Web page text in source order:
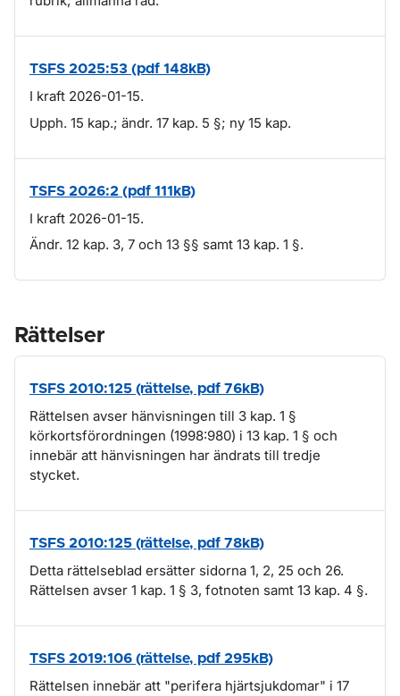
TSFS 2025:53 (pdf 148kB)
I kraft 2026-01-15.
Upph. 15 kap.; ändr. 17 kap. 5 §; ny 15 kap.
TSFS 2026:2 (pdf 111kB)
I kraft 2026-01-15.
Ändr. 12 kap. 3, 7 och 13 §§ samt 13 kap. 1 §.
Rättelser
TSFS 2010:125 (rättelse, pdf 76kB)
Rättelsen avser hänvisningen till 3 kap. 1 §
körkortsförordningen (1998:980) i 13 kap. 1 § och
innebär att hänvisningen har ändrats till tredje
stycket.
TSFS 2010:125 (rättelse, pdf 78kB)
Detta rättelseblad ersätter sidorna 1, 2, 25 och 26.
Rättelsen avser 1 kap. 1 § 3, fotnoten samt 13 kap. 4 §.
TSFS 2019:106 (rättelse, pdf 295kB)
Rättelsen innebär att "perifera hjärtsjukdomar" i 17